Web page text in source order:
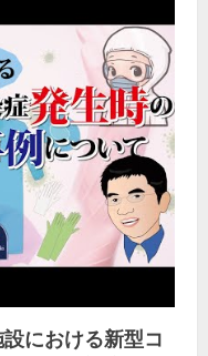
における新型コ